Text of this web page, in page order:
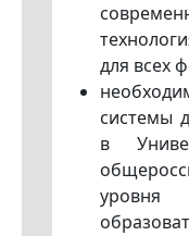
для всех
системы
в